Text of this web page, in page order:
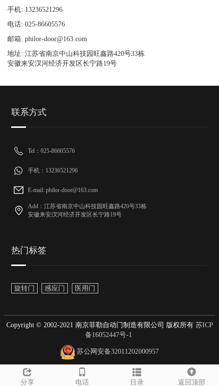
手机: 13236521296
电话: 025-86605576
邮箱: philor-door@163.com
地址: 江苏省南京中山科技园旺鑫路420号33栋
安徽来安汊河经济开发区长宁路19号
分享 电话 目录 返回顶部
联系方式
Tel：025-86605576
手机：13236521296
E-mail: philor-door@163.com
Add：江苏省南京中山科技园旺鑫路420号33栋
安徽来安汊河经济开发区长宁路19号
热门标签
旋转门 感应门 医用门
Copyright © 2002-2021 南京菲勒自动门制造有限公司 版权所有苏ICP
备16052447号-1
苏公网安备32011202000957